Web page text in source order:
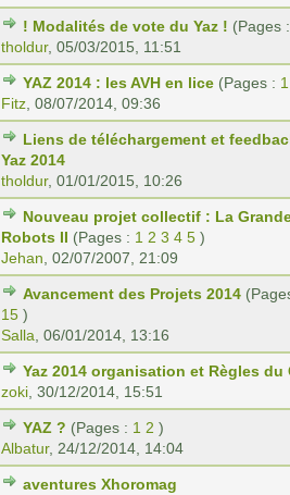
! Modalités de vote du Yaz ! (Pages
tholdur, 05/03/2015, 11:51
YAZ 2014 : les AVH en lice (Pages : 1
Fitz 08/07/2014, 09:36
Liens de téléchargement et
Yaz 2014
tholdur, 01/01/2015, 10:26
Nouveau projet collectif : La
Robots II (Pages : 1 2 3 4 5 )
Jehan 02/07/2007, 21:09
Avancement des Projets 2014
15 )
Salla 06/01/2014, 13:16
Yaz 2014 organisation et Règles du
zoki 30/12/2014, 15:51
YAZ ? (Pages : 1 2 )
Albatur, 24/12/2014, 14:04
aventures Xhoromag